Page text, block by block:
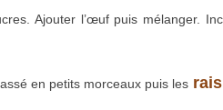
Ajouter l’œuf puis mélanger.
en petits morceaux puis les